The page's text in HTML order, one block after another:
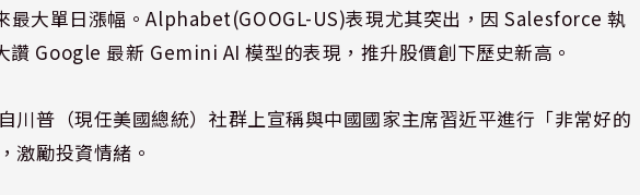
最大單日漲幅。Alphabet(GOOGL-US)表現尤其突出，因 Salesforce 執
Google 最新 Gemini AI 模型的表現，推升股價創下歷史新高。
川普（現任美國總統）社群上宣稱與中國國家主席習近平進行「非常好的
激勵投資情緒。